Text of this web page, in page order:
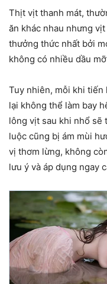
Thịt vịt thanh mát,
ăn khác nhau nhưng
thưởng thức nhất bởi
không có nhiều dầu
Tuy nhiên, mỗi khi
lại không thể làm bay
lông vịt sau khi nhổ sẽ
luộc cũng bị ám mùi
vị thơm lừng, không
lưu ý và áp dụng ngay